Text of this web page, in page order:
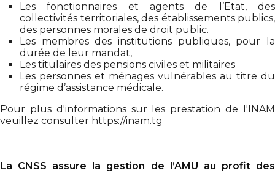
Les fonctionnaires et agents de l’Etat, des
collectivités territoriales, des établissements publics,
des personnes morales de droit public.
Les membres des institutions publiques, pour la
durée de leur mandat,
Les titulaires des pensions civiles et militaires
Les personnes et ménages vulnérables au titre du
régime d’assistance médicale.
Pour plus d'informations sur les prestation de l'INAM
veuillez consulter https://inam.tg
La CNSS assure la gestion de l’AMU au profit des